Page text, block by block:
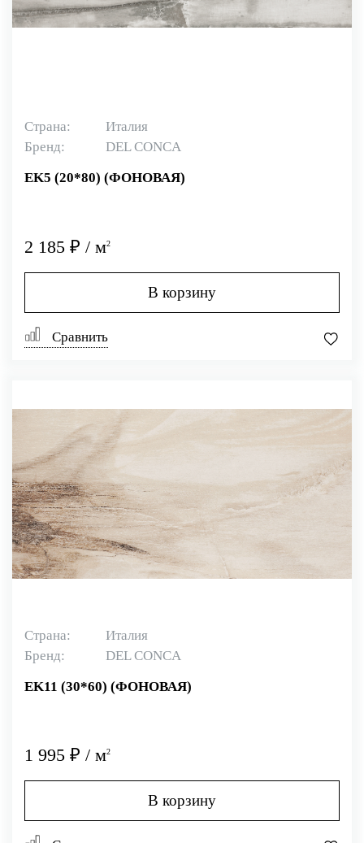
Страна:
Италия
Бренд:
DEL CONCA
EK5 (20*80) (ФОНОВАЯ)
2 185 ₽ / м2
В корзину
Сравнить
Страна:
Италия
Бренд:
DEL CONCA
EK11 (30*60) (ФОНОВАЯ)
1 995 ₽ / м2
В корзину